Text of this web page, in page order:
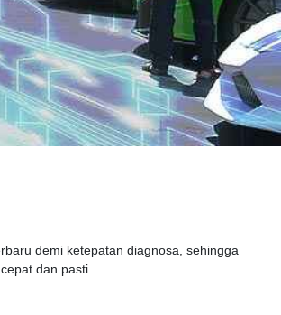
demi ketepatan diagnosa, sehingga
dan pasti.